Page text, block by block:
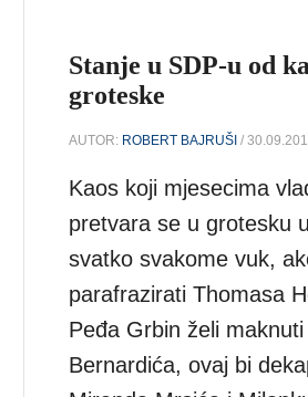
Stanje u SDP-u od
groteske
AUTOR: ROBERT BAJRUŠI /
Kaos koji mjesecima
pretvara se u grotesku
svatko svakome vuk,
parafrazirati Thomasa
Peđa Grbin želi
Bernardića, ovaj bi